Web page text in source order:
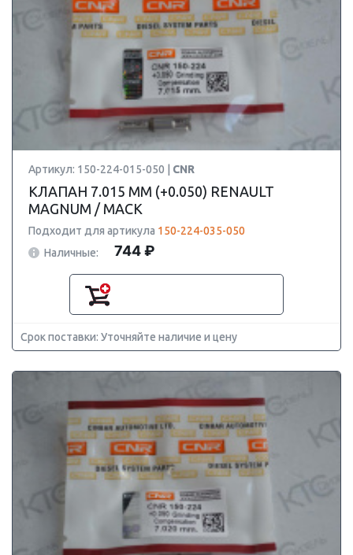
Артикул: 150-224-015-050 | CNR
КЛАПАН 7.015 ММ (+0.050) RENAULT
MAGNUM / MACK
Подходит для артикула 150-224-035-050
Наличные:
744 ₽
Срок поставки: Уточняйте наличие и цену